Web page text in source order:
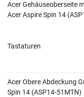
Acer Gehäuseoberseite
Acer Aspire Spin 14
Tastaturen
Acer Obere Abdeckung
Spin 14 (ASP14-51MTN)